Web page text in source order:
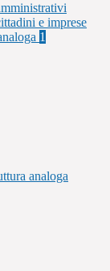
e imprese
1
analoga